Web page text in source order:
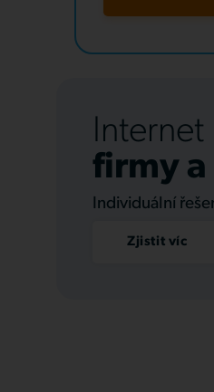
Internet
firmy a
Individuální
Zjistit víc